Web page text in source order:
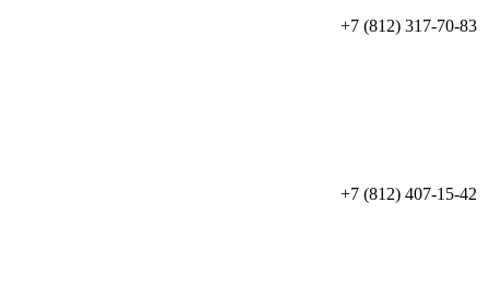
+7 (812) 317-70-83
+7 (812) 407-15-42